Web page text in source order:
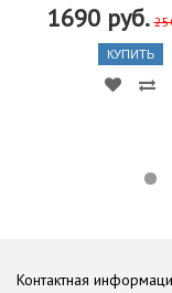
1690 руб.
КУПИТЬ
Контактная